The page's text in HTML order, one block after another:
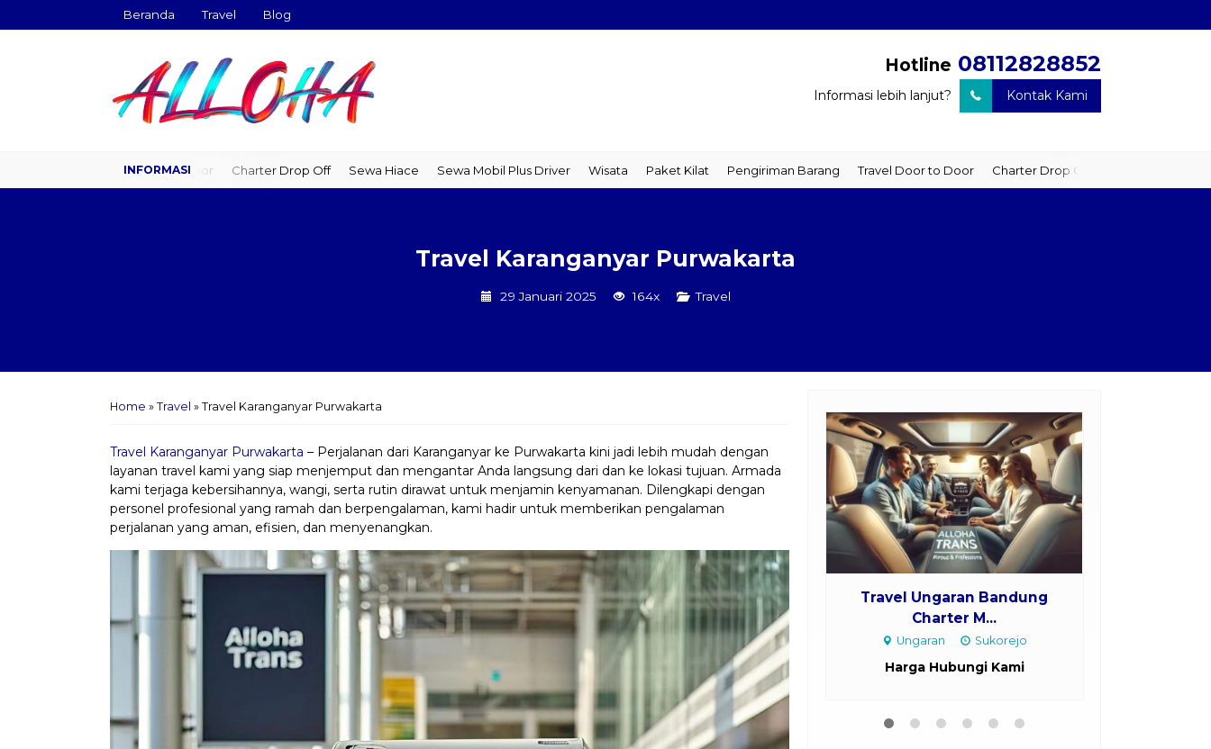
Beranda Travel Blog
Hotline 08112828852
Informasi lebih lanjut? Kontak Kami
Travel Door to Door Charter Drop Off Sewa Hiace Sewa Mobil Plus Driver Wisata Paket Kilat Pengiriman Barang Travel Door to Door Charter Drop Off Sewa Hiace
Travel Karanganyar Purwakarta
29 Januari 2025 164x Travel
Home » Travel » Travel Karanganyar Purwakarta
Travel Karanganyar Purwakarta – Perjalanan dari Karanganyar ke Purwakarta kini jadi lebih mudah dengan
layanan travel kami yang siap menjemput dan mengantar Anda langsung dari dan ke lokasi tujuan. Armada
kami terjaga kebersihannya, wangi, serta rutin dirawat untuk menjamin kenyamanan. Dilengkapi dengan
personel profesional yang ramah dan berpengalaman, kami hadir untuk memberikan pengalaman
perjalanan yang aman, efisien, dan menyenangkan.
Travel Ungaran Bandung
Charter M...
Ungaran Sukorejo
Harga Hubungi Kami